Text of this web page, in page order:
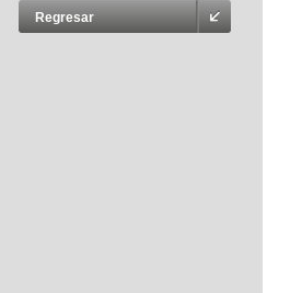
Regresar